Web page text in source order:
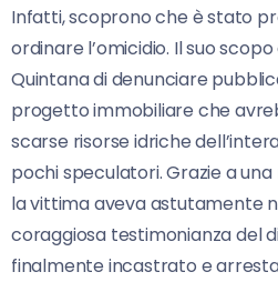
Infatti, scoprono che è stato
ordinare l’omicidio. Il suo
Quintana di denunciare
progetto immobiliare che
scarse risorse idriche
pochi speculatori. Grazie a
la vittima aveva astutamente
coraggiosa testimonianza del
finalmente incastrato e